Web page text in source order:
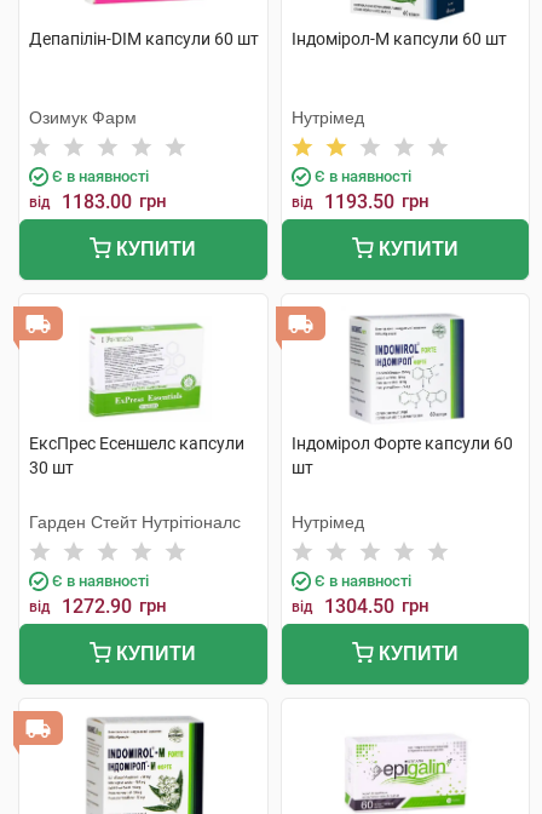
Депапілін-DIM капсули 60 шт
Озимук Фарм
Є в наявності
від 1183.00 грн
КУПИТИ
Індомірол-М капсули 60 шт
Нутрімед
Є в наявності
від 1193.50 грн
КУПИТИ
ЕксПрес Есеншелс капсули
30 шт
Гарден Стейт Нутрітіоналс
Є в наявності
від 1272.90 грн
КУПИТИ
Індомірол Форте капсули 60
шт
Нутрімед
Є в наявності
від 1304.50 грн
КУПИТИ